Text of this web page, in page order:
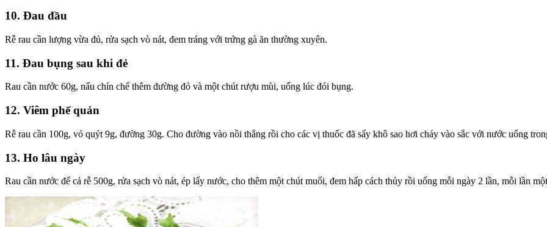
10. Đau đầu
Rễ rau cần lượng vừa đủ, rửa sạch vò nát, đem tráng với trứng gà ăn thường xuyên.
11. Đau bụng sau khi đẻ
Rau cần nước 60g, nấu chín chế thêm đường đỏ và một chút rượu mùi, uống lúc đói bụng.
12. Viêm phế quản
Rễ rau cần 100g, vỏ quýt 9g, đường 30g. Cho đường vào nồi thắng rồi cho các vị thuốc đã sấy khô sao hơi cháy vào sắc với nước uống
13. Ho lâu ngày
Rau cần nước để cả rễ 500g, rửa sạch vò nát, ép lấy nước, cho thêm một chút muối, đem hấp cách thủy rồi uống mỗi ngày 2 lần, mỗi lần